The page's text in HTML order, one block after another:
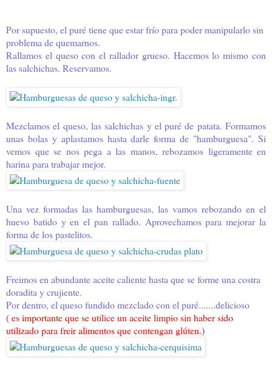
Por supuesto, el puré tiene que estar frío para poder manipularlo sin
problema de quemarnos.
Rallamos el queso con el rallador grueso. Hacemos lo mismo con
las salchichas. Reservamos.
Mezclamos el queso, las salchichas y el puré de patata. Formamos
unas bolas y aplastamos hasta darle forma de "hamburguesa". Si
vemos que se nos pega a las manos, rebozamos ligeramente en
harina para trabajar mejor.
Una vez formadas las hamburguesas, las vamos rebozando en el
huevo batido y en el pan rallado. Aprovechamos para mejorar la
forma de los pastelitos.
Freimos en abundante aceite caliente hasta que se forme una costra
doradita y crujiente.
Por dentro, el queso fundido mezclado con el puré.......delicioso
( es importante que se utilice un aceite limpio sin haber sido
utilizado para freir alimentos que contengan glúten.)